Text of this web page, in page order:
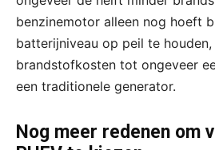
benzinemotor alleen nog hoeft
batterijniveau op peil te
brandstofkosten tot ongeveer
een traditionele generator.
Nog meer redenen om